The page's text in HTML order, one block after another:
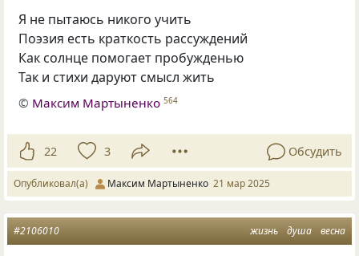
Я не пытаюсь никого учить
Поэзия есть краткость рассуждений
Как солнце помогает пробужденью
Так и стихи даруют смысл жить
© Максим Мартыненко 564
22 3 Обсудить
Опубликовал(а) Максим Мартыненко 21 мар 2025
жизнь душа весна
#2106010